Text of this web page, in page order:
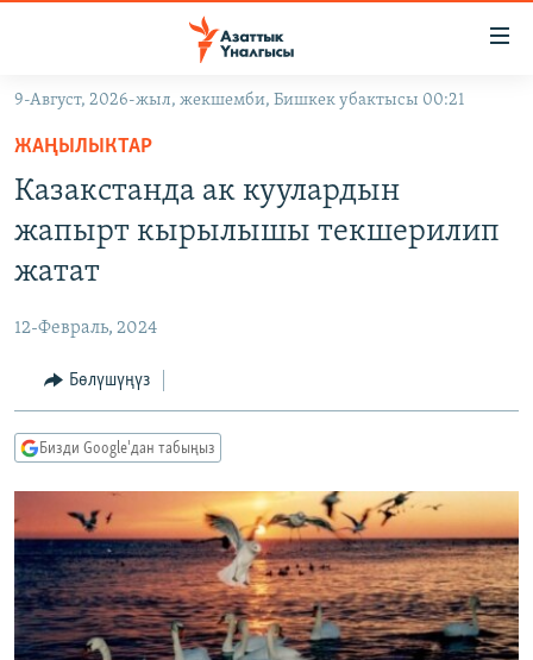
Навигацияга
өтүңүз
Издөөгө
салыңыз
МАДАНИЯТ
УКРАИНА
ТВ ПРОГРАММАЛАР
БҮГҮН АЗАТТЫКТА
ДАНИСТЕ
ЭЖЕ-СИҢДИЛЕР
АЗАТТЫК+
ЫҢГАЙСЫЗ СУРООЛОР
ПОДКАСТ
Русский
ОНЛАЙН ШЕРИНЕ
9-Август, 2026-жыл, жекшемби, Бишкек убактысы 00:21
ЖАҢЫЛЫКТАР
Казакстанда ак куулардын
жапырт кырылышы текшерилип
жатат
12-Февраль, 2024
Бөлүшүңүз
Бизди Google'дан табыңыз